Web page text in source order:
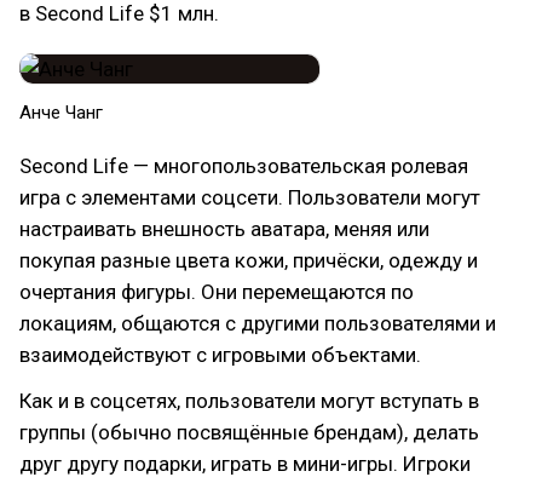
в Second Life $1 млн.
Анче Чанг
Second Life — многопользовательская ролевая
игра с элементами соцсети. Пользователи могут
настраивать внешность аватара, меняя или
покупая разные цвета кожи, причёски, одежду и
очертания фигуры. Они перемещаются по
локациям, общаются с другими пользователями и
взаимодействуют с игровыми объектами.
Как и в соцсетях, пользователи могут вступать в
группы (обычно посвящённые брендам), делать
друг другу подарки, играть в мини-игры. Игроки